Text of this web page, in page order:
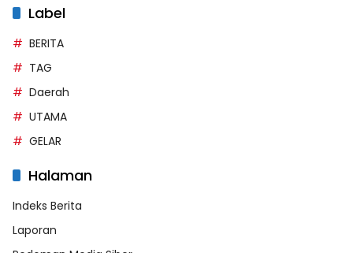
Label
BERITA
TAG
Daerah
UTAMA
GELAR
Halaman
Indeks Berita
Laporan